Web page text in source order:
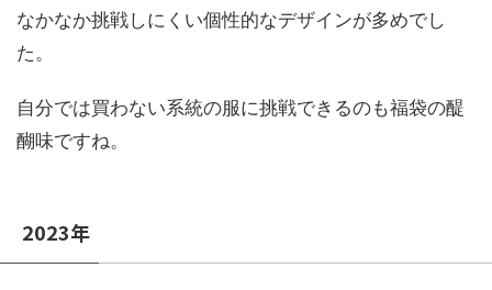
なかなか挑戦しにくい個性的なデザインが多めでし
た。
自分では買わない系統の服に挑戦できるのも福袋の醍
醐味ですね。
2023年